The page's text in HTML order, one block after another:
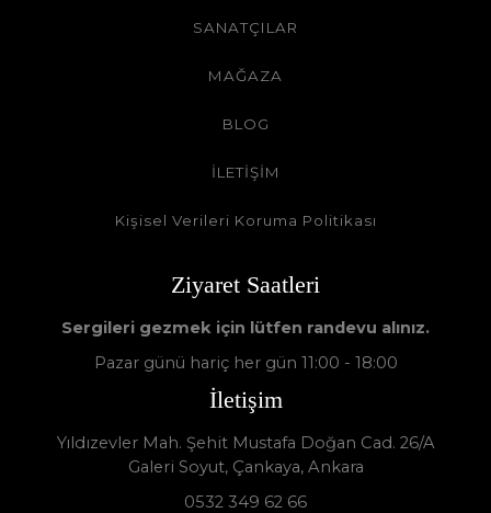
SANATÇILAR
MAĞAZA
BLOG
İLETİŞİM
Kişisel Verileri Koruma Politikası
Ziyaret Saatleri
Sergileri gezmek için lütfen randevu alınız.
Pazar günü hariç her gün 11:00 - 18:00
İletişim
Yıldızevler Mah. Şehit Mustafa Doğan Cad. 26/A
Galeri Soyut, Çankaya, Ankara
0532 349 62 66